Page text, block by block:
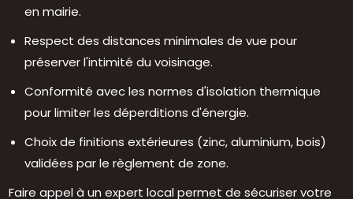
en mairie.
Respect des distances minimales de vue pour
préserver l'intimité du voisinage.
Conformité avec les normes d'isolation thermique
pour limiter les déperditions d'énergie.
Choix de finitions extérieures (zinc, aluminium, bois)
validées par le règlement de zone.
Faire appel à un expert local permet de sécuriser votre